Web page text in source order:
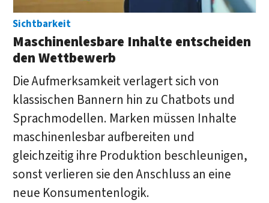
Sichtbarkeit
Maschinenlesbare Inhalte entscheiden
den Wettbewerb
Die Aufmerksamkeit verlagert sich von
klassischen Bannern hin zu Chatbots und
Sprachmodellen. Marken müssen Inhalte
maschinenlesbar aufbereiten und
gleichzeitig ihre Produktion beschleunigen,
sonst verlieren sie den Anschluss an eine
neue Konsumentenlogik.